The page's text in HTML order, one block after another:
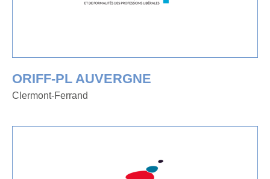
ORIFF-PL AUVERGNE
Clermont-Ferrand